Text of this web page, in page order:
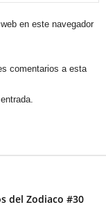
en este navegador
comentarios a esta
del Zodiaco #30